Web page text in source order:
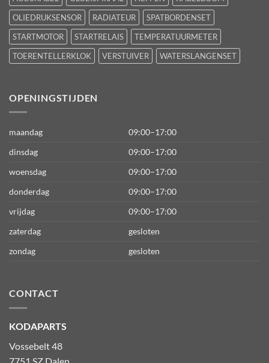
OLIEDRUKSENSOR
RADIATEUR
SPATBORDENSET
STARTMOTOR
STARTRELAIS
TEMPERATUURMETER
TOERENTELLERKLOK
VERSTUIVER WATERSLANGENSET
OPENINGSTIJDEN
maandag
09:00–17:00
dinsdag
09:00–17:00
woensdag
09:00–17:00
donderdag
09:00–17:00
vrijdag
09:00–17:00
zaterdag
gesloten
zondag
gesloten
CONTACT
KODAPARTS
Vossebelt 48
7751 SZ Dalen